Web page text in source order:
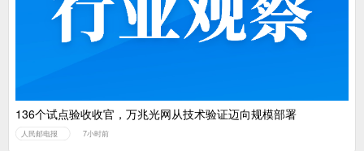
136个试点验收收官，万兆光网从技术验证迈向规模部署
人民邮电报 7小时前